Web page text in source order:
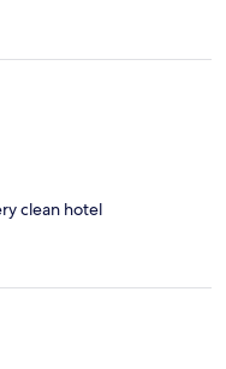
clean hotel